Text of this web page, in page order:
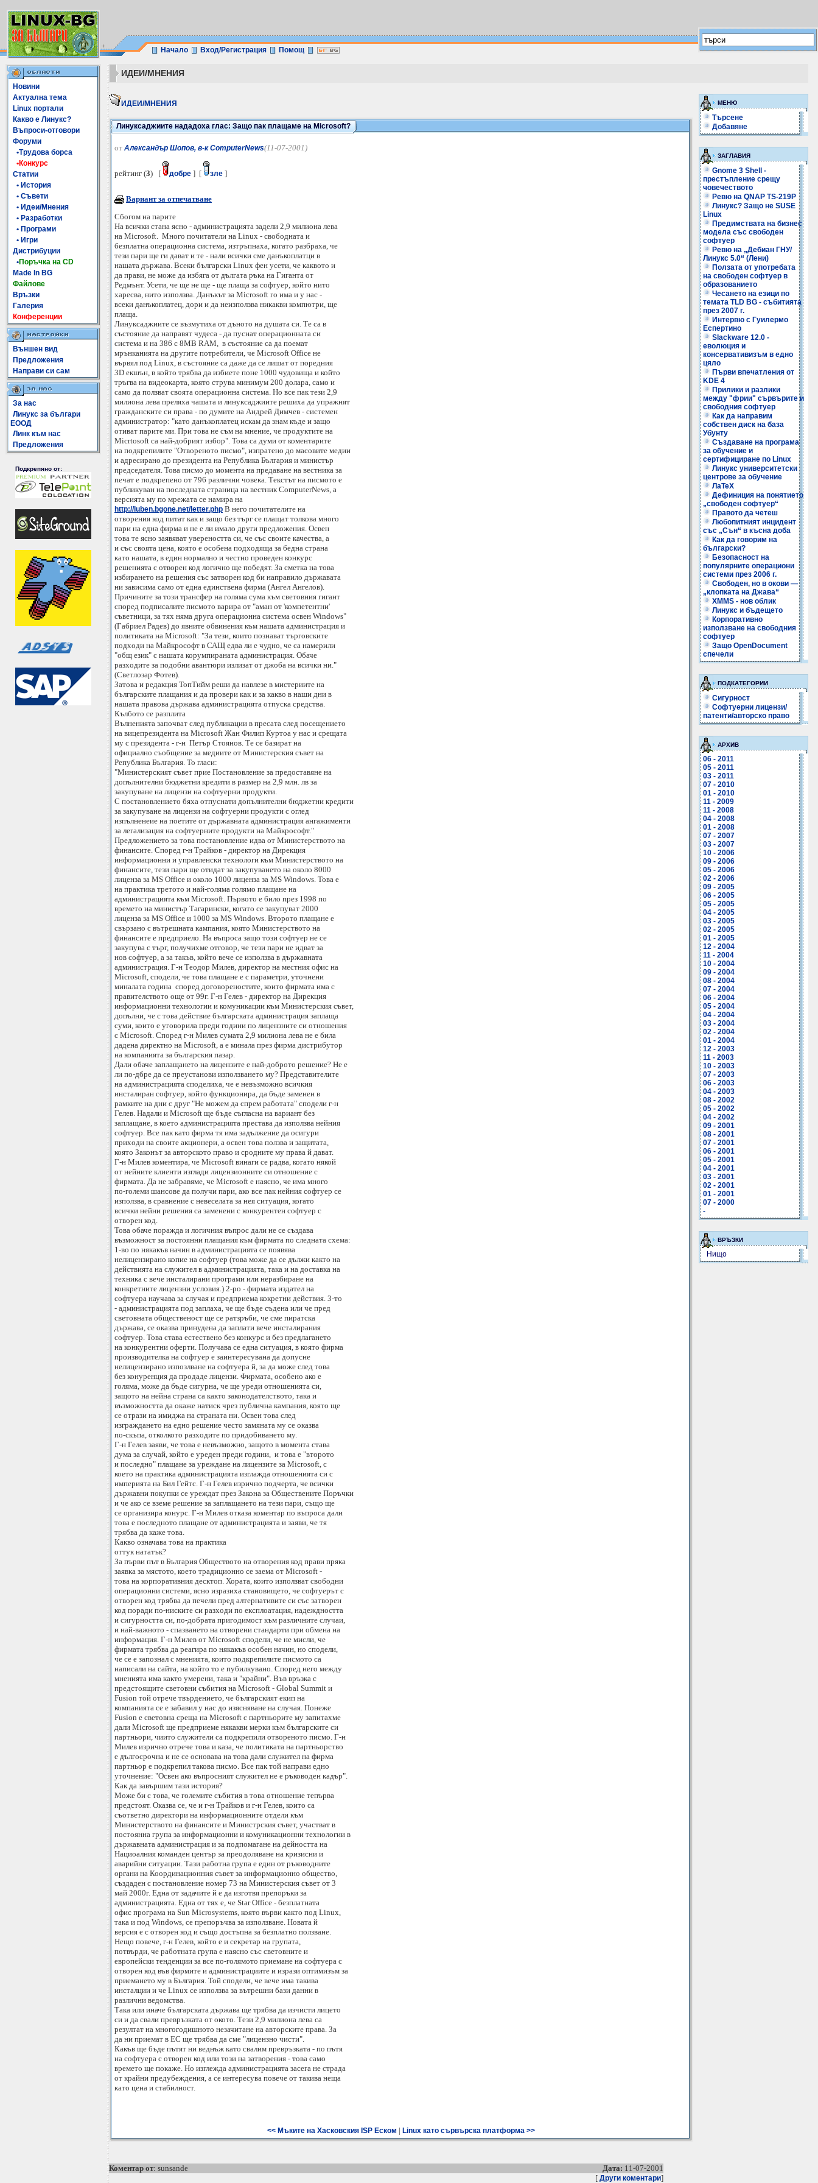
Начало Вход/Регистрация Помощ
Новини
Актуална тема
Linux портали
Какво е Линукс?
Въпроси-отговори
Форуми
•Трудова борса
•Конкурс
Статии
• История
• Съвети
• Идеи/Мнения
• Разработки
• Програми
• Игри
Дистрибуции
•Поръчка на CD
Made In BG
Файлове
Връзки
Галерия
Конференции
Външен вид
Предложения
Направи си сам
За нас
Линукс за българи
ЕООД
Линк към нас
Предложения
Подкрепяно от:
ИДЕИ/МНЕНИЯ
ИДЕИ/МНЕНИЯ
Линуксаджиите нададоха глас: Защо пак плащаме на Microsoft?
от Александър Шопов, в-к ComputerNews(11-07-2001)
рейтинг (3) [ добре ] [ зле ]
Вариант за отпечатване
Сбогом на парите
На всички стана ясно - администрацията задели 2,9 милиона лева
на Microsoft. Много почитатели на Linux - свободната и
безплатна операционна система, изтръпнаха, когато разбраха, че
тези пари ще ги дават и те - нали всички сме данъкоплатци в
нашата държава. Всеки български Linux фен усети, че каквото и
да прави, не може да избяга от дългата ръка на Гиганта от
Редмънт. Усети, че ще не ще - ще плаща за софтуер, който нито
харесва, нито използва. Данъкът за Microsoft го има и у нас -
всеки данъкоплатец, дори и да неизползва никакви компютри, ще
плаща.
Линуксаджиите се възмутиха от дъното на душата си. Те са в
състояние да направят чудеса - да пуснат операционната си
система и на 386 с 8MB RAM, в състояние са да поемат
мрънканията на другите потребители, че Microsoft Office не
вървял под Linux, в състояние са даже да се лишат от поредния
3D екшън, в който трябва да избиете поне 1000 чудовища и който
тръгва на видеокарта, която струва минимум 200 долара, само и
само да ползват своята операционна система. Но все пак тези 2,9
милиона лева преляха чашата и линуксаджиите решиха да упражнят
гражданските си права - по думите на Андрей Димчев - системен
администратор: "като данъкоплатец искам да знам къде и защо
отиват парите ми. При това не съм на мнение, че продуктите на
Micrtosoft са най-добрият избор". Това са думи от коментарите
на подкрепилите "Отвореното писмо", изпратено до масовите медии
и адресирано до президента на Република България и министър
председателя. Това писмо до момента на предаване на вестника за
печат е подкрепено от 796 различни човека. Текстът на писмото е
публикуван на последната страница на вестник ComputerNews, а
версията му по мрежата се намира на
http://luben.bgone.net/letter.php В него почитателите на
отворения код питат как и защо без търг се плащат толкова много
пари на една фирма и не е ли имало други предложения. Освен
това те ясно заявяват увереността си, че със своите качества, а
и със своята цена, която е особена подходяща за бедна страна
като нашата, в един нормално и честно проведен конкурс
решенията с отворен код логично ще победят. За сметка на това
избирането на решения със затворен код би направило държавата
ни зависима само от една единствена фирма (Ангел Ангелов).
Причините за този трансфер на голяма сума към световния гигант
според подписалите писмото варира от "аман от 'компетентни'
съветници, за тях няма друга операционна система освен Windows"
(Габриел Радев) до явните обвинения към нашата администрация и
политиката на Microsoft: "За тези, които познават търговските
подходи на Майкрософт в САЩ едва ли е чудно, че са намерили
"общ език" с нашата корумпираната администрация. Обаче
разходите за подобни авантюри излизат от джоба на всички ни."
(Светлозар Фотев).
Затова и редакция ТопТийм реши да навлезе в мистериите на
българските плащания и да провери как и за какво в наши дни в
нашата правова държава администрацията отпуска средства.
Кълбото се разплита
Вълненията започват след публикации в пресата след посещението
на вицепрезидента на Microsoft Жан Филип Куртоа у нас и срещата
му с президента - г-н Петър Стоянов. Те се базират на
официално съобщение за медиите от Министерския съвет на
Република България. То гласи:
"Министерският съвет прие Постановление за предоставяне на
допълнителни бюджетни кредити в размер на 2,9 млн. лв за
закупуване на лицензи на софтуерни продукти.
С постановлението бяха отпуснати допълнителни бюджетни кредити
за закупуване на лицензи на софтуерни продукти с оглед
изпълненеие на поетите от държавната администрация ангажименти
за легализация на софтуерните продукти на Майкрософт."
Предложението за това постановление идва от Министерството на
финансите. Според г-н Трайков - директор на Дирекция
информационни и управленски технологи към Министерството на
финансите, тези пари ще отидат за закупуването на около 8000
лиценза за MS Office и около 1000 лиценза за MS Windows. Това е
на практика третото и най-голяма голямо плащане на
администрацията към Microsoft. Първото е било през 1998 по
времето на министър Тагарински, когато се закупуват 2000
лиценза за MS Office и 1000 за MS Windows. Второто плащане е
свързано с вътрешната кампания, която Министерството на
финансите е предприело. На въпроса защо този софтуер не се
закупува с търг, получихме отговор, че тези пари не идват за
нов софтуер, а за такъв, който вече се използва в държавната
администрация. Г-н Теодор Милев, директор на местния офис на
Microsoft, сподели, че това плащане е с параметри, уточнени
миналата година според договореностите, които фирмата има с
правителството още от 99г. Г-н Гелев - директор на Дирекция
информационни технологии и комуникации към Министерския съвет,
допълни, че с това действие българската администрация заплаща
суми, които е уговорила преди години по лицензните си отношения
с Microsoft. Според г-н Милев сумата 2,9 милиона лева не е била
дадена директно на Microsoft, а е минала през фирма дистрибутор
на компанията за българския пазар.
Дали обаче заплащането на лицензите е най-доброто решение? Не е
ли по-дбре да се преустанови използването му? Представителите
на администрацията споделиха, че е невъзможно всичкия
инсталиран софтуер, който функционира, да бъде заменен в
рамките на дни с друг "Не можем да спрем работата" сподели г-н
Гелев. Надали и Microsoft ще бъде съгласна на вариант без
заплащане, в което администрацията престава да използва нейния
софтуер. Все пак като фирма тя има задължение да осигури
приходи на своите акционери, а освен това ползва и защитата,
която Законът за авторското право и сродните му права й дават.
Г-н Милев коментира, че Microsoft винаги се радва, когато някой
от нейните клиенти изглади лицензионните си отношение с
фирмата. Да не забравяме, че Microsoft е наясно, че има много
по-големи шансове да получи пари, ако все пак нейния софтуер се
използва, в сравнение с невеселата за нея ситуация, когато
всички нейни решения са заменени с конкурентен софтуер с
отворен код.
Това обаче поражда и логичния въпрос дали не се създава
възможност за постоянни плащания към фирмата по следната схема:
1-во по някакъв начин в администрацията се появява
нелицензирано копие на софтуер (това може да се дължи както на
действията на служител в администрацията, така и на доставка на
техника с вече инсталирани програми или неразбиране на
конкретните лицензни условия.) 2-ро - фирмата издател на
софтуера научава за случая и предприема кокретни действия. 3-то
- администрацията под заплаха, че ще бъде съдена или че пред
световната общественост ще се ратзръби, че сме пиратска
държава, се оказва принудена да заплати вече инсталирания
софтуер. Това става естествено без конкурс и без предлагането
на конкурентни оферти. Получава се една ситуация, в която фирма
производителка на софтуер е заинтересувана да допусне
нелицензирано изпозлване на софтуера й, за да може след това
без конуренция да продаде лицензи. Фирмата, особено ако е
голяма, може да бъде сигурна, че ще уреди отношенията си,
защото на нейна страна са както законодателството, така и
възможността да окаже натиск чрез публична кампания, която ще
се отрази на имиджа на страната ни. Освен това след
изграждането на едно решение често замяната му се оказва
по-скъпа, отколкото разходите по придобиването му.
Г-н Гелев заяви, че това е невъзможно, защото в момента става
дума за случай, който е уреден преди години, и това е "второто
и последно" плащане за уреждане на лицензите за Microsoft, с
което на практика администрацията изглажда отношенията си с
империята на Бил Гейтс. Г-н Гелев изрично подчерта, че всички
държавни покупки се уреждат през Закона за Обществените Поръчки
и че ако се вземе решение за заплащането на тези пари, също ще
се организира конурс. Г-н Милев отказа коментар по въпроса дали
това е последното плащане от администрацията и заяви, че тя
трябва да каже това.
Какво означава това на практика
оттук нататък?
За първи път в България Обществото на отворения код прави пряка
заявка за мястото, което традиционно се заема от Microsoft -
това на корпоративния десктоп. Хората, които използват свободни
операционни системи, ясно изразиха становището, че софтуерът с
отворен код трябва да печели пред алтернативите си със затворен
код поради по-ниските си разходи по експлоатация, надеждността
и сигурността си, по-добрата пригодимост към различните случаи,
и най-важното - спазването на отворени стандарти при обмена на
информация. Г-н Милев от Microsoft сподели, че не мисли, че
фирмата трябва да реагира по някакъв особен начин, но сподели,
че се е запознал с мненията, които подкрепилите писмото са
написали на сайта, на който то е пубилкувано. Според него между
мненията има както умерени, така и "крайни". Във връзка с
предстоящите световни събития на Microsoft - Global Summit и
Fusion той отрече твърдението, че българският екип на
компанията се е забавил у нас до изясняване на случая. Понеже
Fusion е световна среща на Microsoft с партньорите му запитахме
дали Microsoft ще предприеме някакви мерки към българските си
партньори, чиито служители са подкрепили отвореното писмо. Г-н
Милев изрично отрече това и каза, че политиката на партньорство
е дългосрочна и не се основава на това дали служител на фирма
партньор е подкрепил такова писмо. Все пак той направи едно
уточнение: "Освен ако въпросният служител не е ръководен кадър".
Как да завършим тази история?
Може би с това, че големите събития в това отношение тепърва
предстоят. Оказва се, че и г-н Трайков и г-н Гелев, които са
съответно директори на информационните отдели към
Министерството на финансите и Министрския съвет, участват в
постоянна група за информационни и комуникационни технологии в
държавната администрация и за подпомагане на дейността на
Нациоалния команден център за преодоляване на кризисни и
аварийни ситуации. Тази работна група е един от ръководните
органи на Координационния съвет за информационно общество,
създаден с постановление номер 73 на Министерския съвет от 3
май 2000г. Една от задачите й е да изготвя препоръки за
администрацията. Една от тях е, че Star Office - безплатната
офис програма на Sun Microsystems, която върви както под Linux,
така и под Windows, се препоръчва за използване. Новата й
версия е с отворен код и също достъпна за безплатно ползване.
Нещо повече, г-н Гелев, който е и секретар на групата,
потвърди, че работната група е наясно със световните и
европейски тенденции за все по-голямото приемане на софтуера с
отворен код във фирмите и администрациите и изрази оптимизъм за
приемането му в България. Той сподели, че вече има такива
инсталции и че Linux се използва за вътрешни бази данни в
различни ведомства.
Така или иначе българската държава ще трябва да изчисти лицето
си и да свали превръзката от окото. Тези 2,9 милиона лева са
резултат на многогодишното незачитане на авторските права. За
да ни приемат в ЕС ще трябва да сме "лицензно чисти".
Какъв ще бъде пътят ни веднъж като свалим превръзката - по пътя
на софтуера с отворен код или този на затворения - това само
времето ще покаже. Но изглежда администрацията засега не страда
от крайни предубеждения, а се интересува повече от такива неща
като цена и стабилност.
<< Мъките на Хасковския ISP Еском | Linux като сървърска платформа >>
Коментар от: sunsande Дата: 11-07-2001
[ Други коментари]
МЕНЮ
Търсене
Добавяне
ЗАГЛАВИЯ
Gnome 3 Shell -
престъпление срещу
човечеството
Ревю на QNAP TS-219P
Линукс? Защо не SUSE
Linux
Предимствата на бизнес
модела със свободен
софтуер
Ревю на „Дебиан ГНУ/
Линукс 5.0“ (Лени)
Ползата от употребата
на свободен софтуер в
образованието
Чесането на езици по
темата TLD BG - събитията
през 2007 г.
Интервю с Гуилермо
Еспертино
Slackware 12.0 -
еволюция и
консервативизъм в едно
цяло
Първи впечатления от
KDE 4
Прилики и разлики
между "фрии" сървърите и
свободния софтуер
Как да направим
собствен диск на база
Убунту
Създаване на програма
за обучение и
сертифициране по Linux
Линукс университетски
центрове за обучение
ЛаТеХ
Дефиниция на понятието
„свободен софтуер“
Правото да четеш
Любопитният инцидент
със „Сън“ в късна доба
Как да говорим на
български?
Безопасност на
популярните операциони
системи през 2006 г.
Свободен, но в окови —
„клопката на Джава“
XMMS - нов облик
Линукс и бъдещето
Корпоративно
използване на свободния
софтуер
Защо OpenDocument
спечели
ПОДКАТЕГОРИИ
Сигурност
Софтуерни лицензи/
патенти/авторско право
АРХИВ
06 - 2011
05 - 2011
03 - 2011
07 - 2010
01 - 2010
11 - 2009
11 - 2008
04 - 2008
01 - 2008
07 - 2007
03 - 2007
10 - 2006
09 - 2006
05 - 2006
02 - 2006
09 - 2005
06 - 2005
05 - 2005
04 - 2005
03 - 2005
02 - 2005
01 - 2005
12 - 2004
11 - 2004
10 - 2004
09 - 2004
08 - 2004
07 - 2004
06 - 2004
05 - 2004
04 - 2004
03 - 2004
02 - 2004
01 - 2004
12 - 2003
11 - 2003
10 - 2003
07 - 2003
06 - 2003
04 - 2003
08 - 2002
05 - 2002
04 - 2002
09 - 2001
08 - 2001
07 - 2001
06 - 2001
05 - 2001
04 - 2001
03 - 2001
02 - 2001
01 - 2001
07 - 2000
-
ВРЪЗКИ
Нищо